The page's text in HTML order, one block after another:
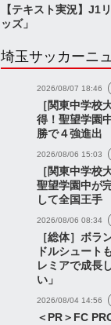
【テキスト実況】J1
ッズ」
埼玉サッカーニ
2026/08/07 18:46
［関東中学校
得！聖望学園
勝で４強進出
2026/08/06 15:03
［関東中学校
聖望学園中が
して全国王手
2026/08/06 08:34
［総体］ボラ
ドルシュート
レミアで成長
い」
2026/08/04 14:56
＜PR＞FC